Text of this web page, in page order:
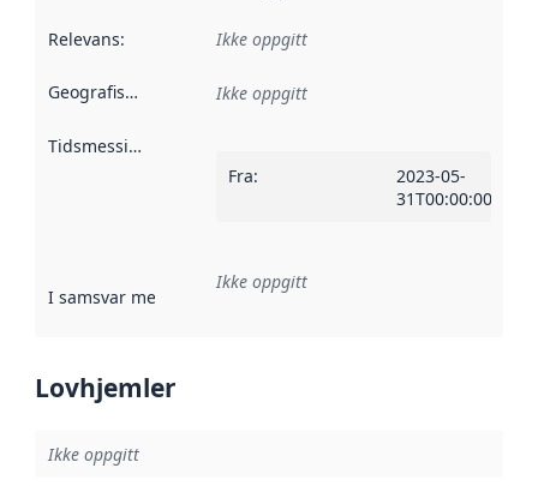
Relevans: Ikke oppgitt
Geografisk avgrensning :
Ikke oppgitt
Tidsmessig avgrensning
Fra:
2023-05-
31T00:00:00Z
I samsvar med Referanse til en implementasjonsregel
Ikke oppgitt
Lovhjemler
Ikke oppgitt